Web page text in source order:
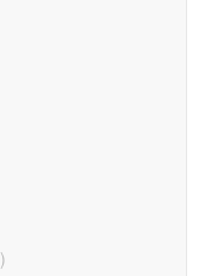
)